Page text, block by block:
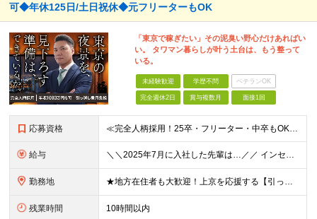
可◆年休125日/土日祝休◆元フリーターもOK
「東京で稼ぎたい」その泥臭い野心だけあればい
い。 タワマン暮らしが叶う土台は、もう整って
いる。
未経験歓迎 学歴不問 ベテランOK
完全週休2日 賞与複数月 面接1回
応募資格 ≪完全人柄採用！25卒・フリーター・中卒もOK！体育会系歓迎！≫ ◆学歴不問 ◆未経験OK ◆以下の方は【面接確約】にてご案内します！ ・運動部に所属していた経験がある方 ・何らかのスポーツ経験がある
給与 ＼＼2025年7月に入社した先輩は…／／ インセンティブ（2026年5月現在）：42万円/月 月給（2026年5月現在）：33万円 年収（2026年5月現在）約900万円 ※来年は【年収2000万】を
勤務地 ★地方在住者も大歓迎！上京を応援する【引っ越し支援制度】あり ★池袋駅から徒歩1分 ★転勤なし！ 【本社】東京都豊島区西池袋3-25-15 IB第1ビル 4階 ※東海・関西方面への出張あり アポ
残業時間 10時間以内